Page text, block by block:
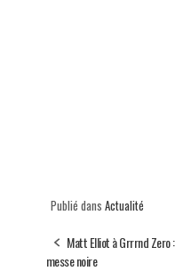
Publié dans Actualité
Matt Elliot à Grrrnd Zero :
messe noire